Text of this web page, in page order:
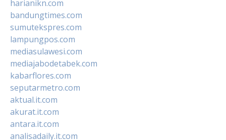
harianikn.com
bandungtimes.com
sumutekspres.com
lampungpos.com
mediasulawesi.com
mediajabodetabek.com
kabarflores.com
seputarmetro.com
aktual.it.com
akurat.it.com
antara.it.com
analisadaily.it.com